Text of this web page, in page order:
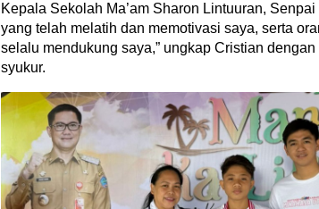
Kepala Sekolah Ma’am Sharon Lintuuran,
yang telah melatih dan memotivasi saya, serta
selalu mendukung saya,” ungkap Cristian dengan
syukur.